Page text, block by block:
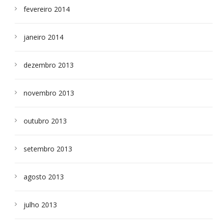
fevereiro 2014
janeiro 2014
dezembro 2013
novembro 2013
outubro 2013
setembro 2013
agosto 2013
julho 2013